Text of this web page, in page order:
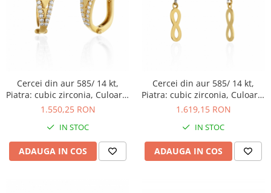
Cercei din aur 585/ 14 kt,
Piatra: cubic zirconia, Culoare:
transparenta
1.550,25 RON
IN STOC
ADAUGA IN COS
Cercei din aur 585/ 14 kt,
Piatra: cubic zirconia, Culoare:
transparenta
1.619,15 RON
IN STOC
ADAUGA IN COS